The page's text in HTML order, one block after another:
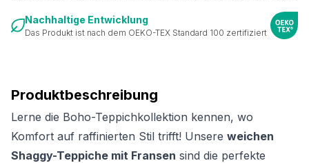
Produktbeschreibung
Lerne die Boho-Teppichkollektion kennen, wo
Komfort auf raffinierten Stil trifft! Unsere weichen
Shaggy-Teppiche mit Fransen sind die perfekte
Nachhaltige Entwicklung
Das Produkt ist nach dem OEKO-TEX Standard 100 zertifiziert